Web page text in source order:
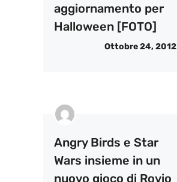
aggiornamento per
Halloween [FOTO]
Ottobre 24, 2012
Angry Birds e Star
Wars insieme in un
nuovo gioco di Rovio